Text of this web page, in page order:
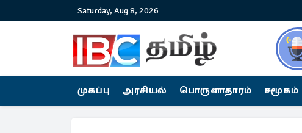
Saturday, Aug 8, 2026
முகப்பு அரசியல் பொருளாதாரம் சமூகம்